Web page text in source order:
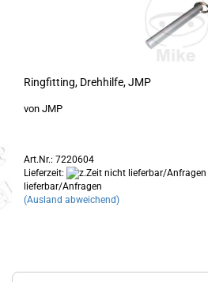
Ringfitting, Drehhilfe, JMP
von JMP
Art.Nr.: 7220604
Lieferzeit:
lieferbar/Anfragen
(Ausland abweichend)